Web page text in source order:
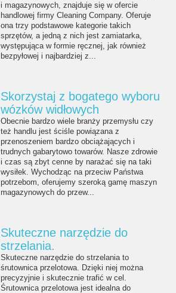
i magazynowych, znajduje się w ofercie
handlowej firmy Cleaning Company. Oferuje
ona trzy podstawowe kategorie takich
sprzętów, a jedną z nich jest zamiatarka,
występująca w formie ręcznej, jak również
bezpyłowej i najbardziej z...
Skorzystaj z bogatego wyboru
wózków widłowych
Obecnie bardzo wiele branży przemysłu czy
też handlu jest ściśle powiązana z
przenoszeniem bardzo obciążających i
trudnych gabarytowo towarów. Nasze zdrowie
i czas są zbyt cenne by narażać się na taki
wysiłek. Wychodząc na przeciw Państwa
potrzebom, oferujemy szeroką gamę maszyn
magazynowych do przew...
Skuteczne narzędzie do
strzelania.
Skuteczne narzędzie do strzelania to
śrutownica przelotowa. Dzięki niej można
precyzyjnie i skutecznie trafić w cel.
Śrutownica przelotowa jest idealna do